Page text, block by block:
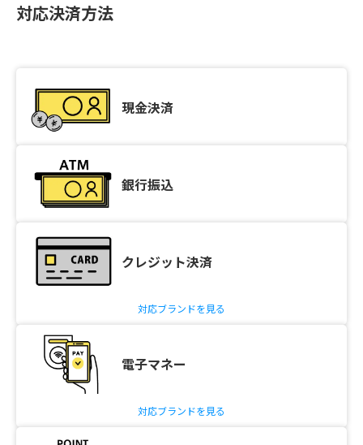
対応決済方法
現金決済
銀行振込
クレジット決済
対応ブランドを見る
電子マネー
対応ブランドを見る